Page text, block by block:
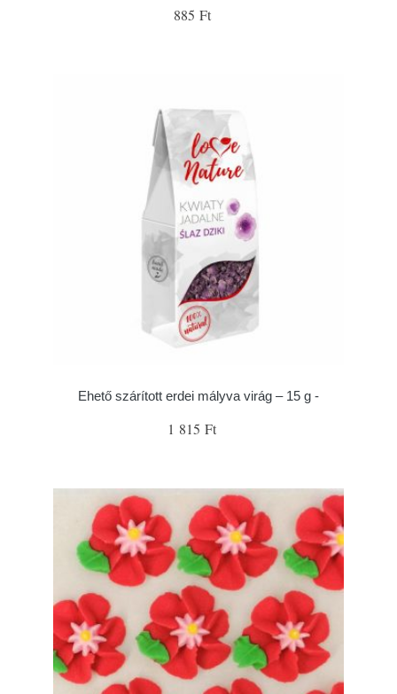
885 Ft
Ehető szárított erdei mályva virág – 15 g -
1 815 Ft